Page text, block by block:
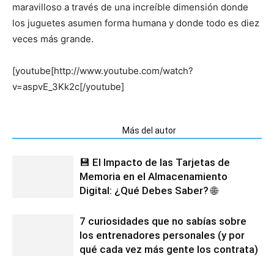
maravilloso a través de una increíble dimensión donde
los juguetes asumen forma humana y donde todo es diez
veces más grande.
[youtube[http://www.youtube.com/watch?
v=aspvE_3Kk2c[/youtube]
Más del autor
💾 El Impacto de las Tarjetas de
Memoria en el Almacenamiento
Digital: ¿Qué Debes Saber? 🌐
7 curiosidades que no sabías sobre
los entrenadores personales (y por
qué cada vez más gente los contrata)